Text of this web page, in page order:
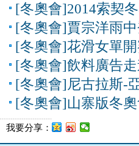
[冬奧會]2014索契
[冬奧會]賈宗洋雨
[冬奧會]花滑女單
[冬奧會]飲料廣告
[冬奧會]尼古拉斯-
[冬奧會]山寨版冬
我要分享：